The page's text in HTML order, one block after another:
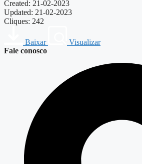
Created: 21-02-2023
Updated: 21-02-2023
Cliques: 242
Baixar
Visualizar
Fale conosco